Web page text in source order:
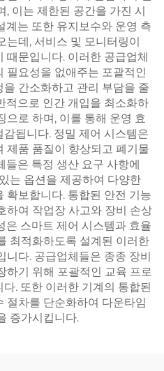
, 이는 제한된 공간을 가진 시
계는 또한 유지보수와 운영 측
는데, 서비스 및 모니터링이
때문입니다. 이러한 공급업체
필요성을 없애주는 포괄적인
간소화하고 관리 부담을 줄
적으로 인간 개입을 최소화하
으로 하며, 이를 통해 운영 효
됩니다. 정밀 제어 시스템은
제품 품질이 향상되고 폐기물
들은 특정 생산 요구 사항에
는 옵션을 제공하여 다양한
확보합니다. 통합된 안전 기능
하여 작업장 사고와 장비 손상
은 스마트 제어 시스템과 효율
최적화하도록 설계된 이러한
니다. 공급업체들은 종종 장비
하기 위해 포괄적인 교육 프로
. 또한 이러한 기계의 통합된
절차를 단순화하여 다운타임
증가시킵니다.